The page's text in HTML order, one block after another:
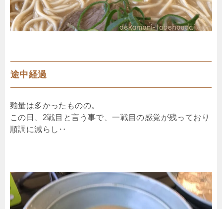
途中経過
麺量は多かったものの。
この日、2戦目と言う事で、一戦目の感覚が残っており
順調に減らし‥